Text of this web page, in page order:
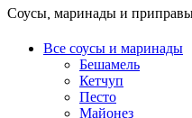
Соусы, маринады и
Все соусы и маринады
Бешамель
Кетчуп
Песто
Майонез